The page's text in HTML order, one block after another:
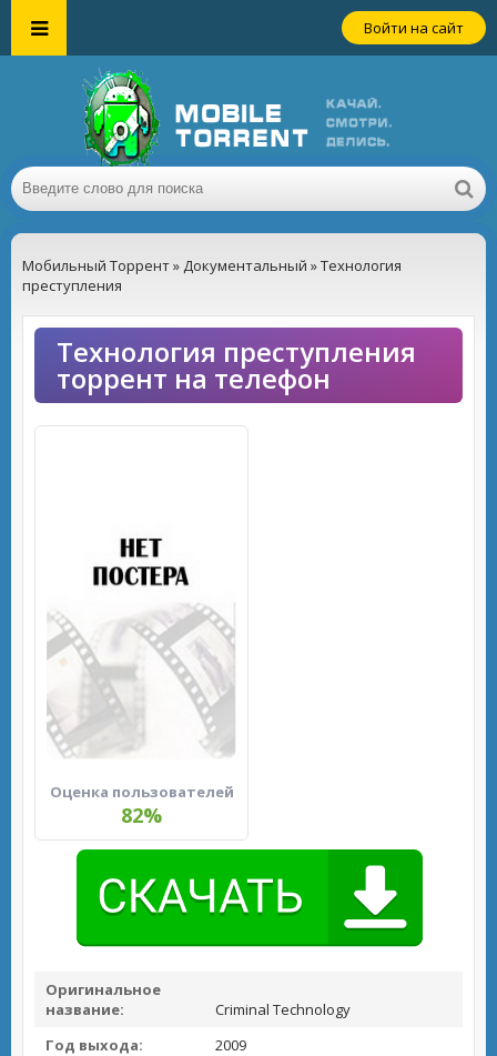
Войти на сайт
Мобильный Торрент» Документальный » Технология
преступления
Технология преступления
торрент на телефон
Оценка пользователей
82%
Оригинальное
название:
Criminal Technology
Год выхода:
2009